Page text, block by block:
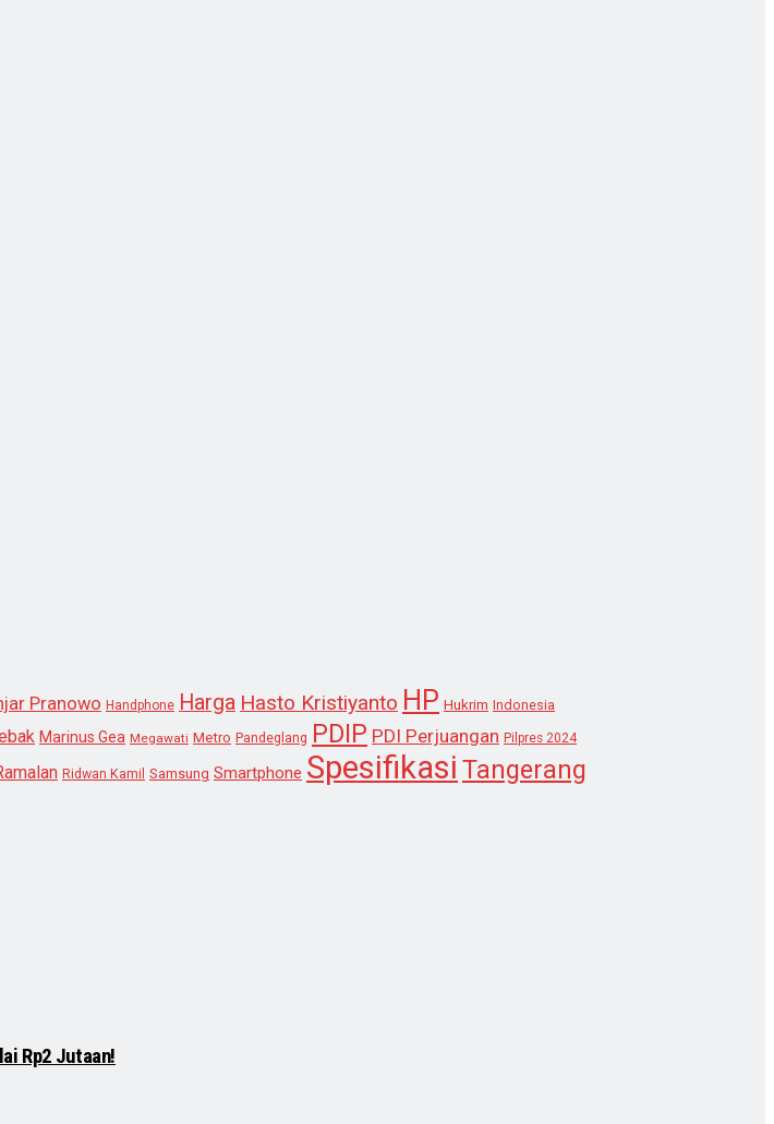
Pranowo Handphone Harga Hasto Kristiyanto HP Hukrim Indonesia
Marinus Gea Megawati Metro Pandeglang PDIP PDI Perjuangan Pilpres 2024
Ridwan Kamil Samsung Smartphone Spesifikasi Tangerang
Rp2 Jutaan!